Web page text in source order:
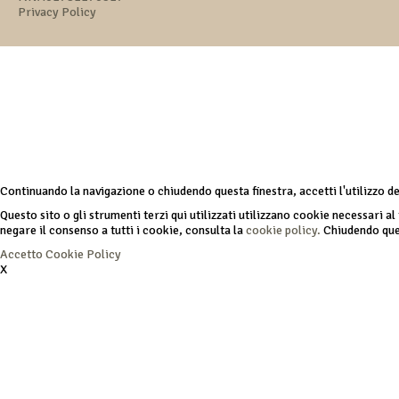
Privacy Policy
Continuando la navigazione o chiudendo questa finestra, accetti l'utilizzo
Questo sito o gli strumenti terzi qui utilizzati utilizzano cookie necessari
negare il consenso a tutti i cookie, consulta lacookie policy. Chiudendo
Accetto Cookie Policy
X